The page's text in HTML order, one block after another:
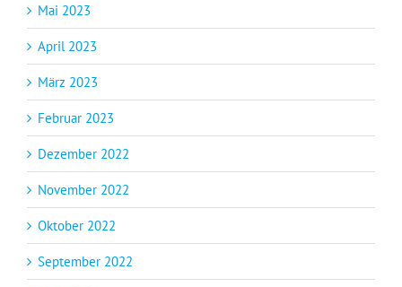
Mai 2023
April 2023
März 2023
Februar 2023
Dezember 2022
November 2022
Oktober 2022
September 2022